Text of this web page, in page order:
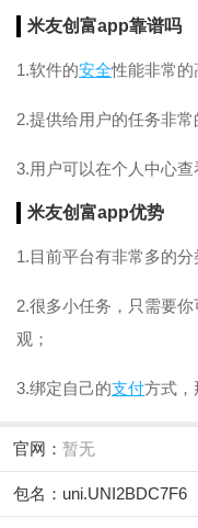
米友创富app靠谱吗
1.软件的安全性能非常的
2.提供给用户的任务非常
3.用户可以在个人中心查
米友创富app优势
1.目前平台有非常多的
2.很多小任务，只需要
观；
3.绑定自己的支付方式，
官网： 暂无
包名：uni.UNI2BDC7F6